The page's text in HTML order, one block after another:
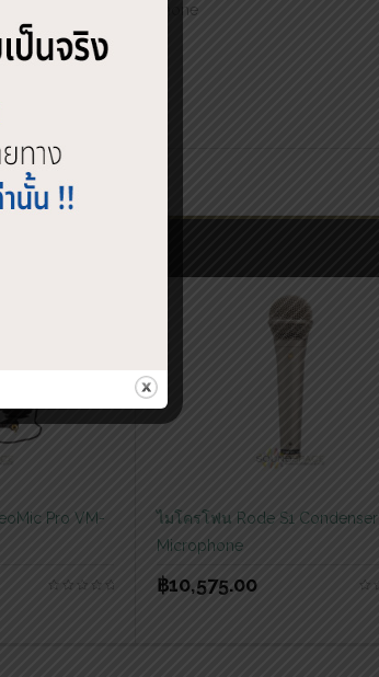
with one smartphone
Pro VM-
ไมโครโฟน Rode S1 Condenser
Microphone
฿10,575.00